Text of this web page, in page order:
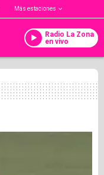
Más estaciones
Radio La Zona
en vivo